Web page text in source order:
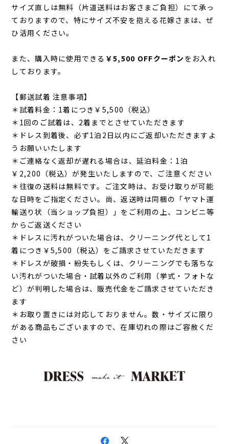
サイズ直しは無料（片道送料はお客さまご負担）にて承っ
ておりますので、特にサイズ不安を抱える花嫁さまは、ぜ
ひ活用ください。
また、購入時に使用できる ￥5,500 OFFクーポン をお入れ
しております。
【郵送試着 注意事項】
＊試着料金：1着につき￥5,500（税込）
＊1回のご試着は、2着までとさせていただきます
＊ドレス到着後、必ず1泊2日以内にご返却いただきますよ
うお願いいたします
＊ご連絡なく返却が遅れる場合は、延泊料金：1泊
￥2,200（税込）が発生いたしますので、ご注意ください
＊往復の送料は無料です。ご注文時は、お受け取りが可能
な日時をご指定ください。尚、返送時は同梱の「ヤマト運
輸送り状（当ショップ負担）」をご利用の上、コンビニ等
からご返送ください
＊ドレスに汚れがついた場合は、クリーニング代として1
着につき￥5,500（税込）をご請求させていただきます
＊ドレスが破損・紛失もしくは、クリーニングでも落ちな
い汚れがついた場合・試着以外のご利用（挙式・フォトな
ど）が判明した場合は、販売代金をご請求させていただき
ます
＊お取り置きには対応しておりません。数・サイズに限り
がある商品もございますので、在庫切れの際はご容赦くだ
さい